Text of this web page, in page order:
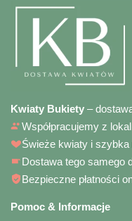
Kwiaty Bukiety –
Współpracujemy z
Świeże kwiaty i szybka
Dostawa tego samego
Bezpieczne płatności
Pomoc & Informacje